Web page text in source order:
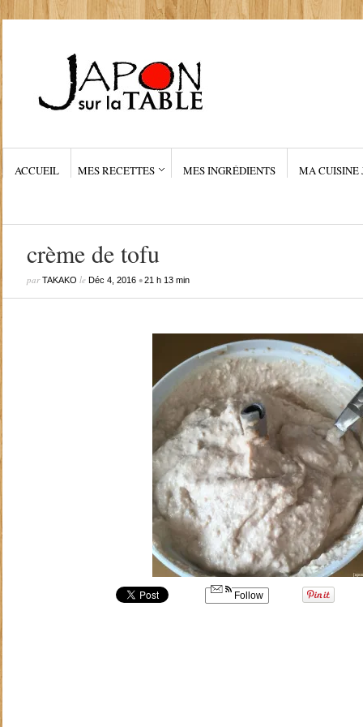
ACCUEIL MES RECETTES MES INGRÉDIENTS MA CUISINE
crème de tofu
parTAKAKO le Déc 4, 2016•21 h 13 min
Follow